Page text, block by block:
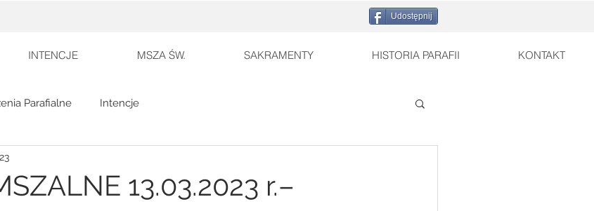
Udostępnij
INTENCJE MSZA ŚW. SAKRAMENTY HISTORIA PARAFII KONTAKT
Parafialne Intencje
13.03.2023 r.–